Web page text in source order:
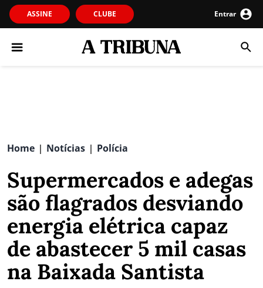
ASSINE CLUBE Entrar
Home | Notícias | Polícia
Supermercados e adegas
são flagrados desviando
energia elétrica capaz
de abastecer 5 mil casas
na Baixada Santista